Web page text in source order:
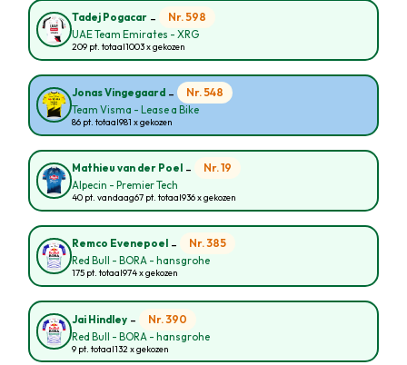
Tadej Pogacar - Nr. 598
UAE Team Emirates - XRG
209 pt. totaal1003 x gekozen
Jonas Vingegaard - Nr. 548
Team Visma - Lease a Bike
86 pt. totaal981 x gekozen
Mathieu van der Poel - Nr. 19
Alpecin - Premier Tech
40 pt. vandaag67 pt. totaal936 x gekozen
Remco Evenepoel - Nr. 385
Red Bull - BORA - hansgrohe
175 pt. totaal974 x gekozen
Jai Hindley - Nr. 390
Red Bull - BORA - hansgrohe
9 pt. totaal132 x gekozen